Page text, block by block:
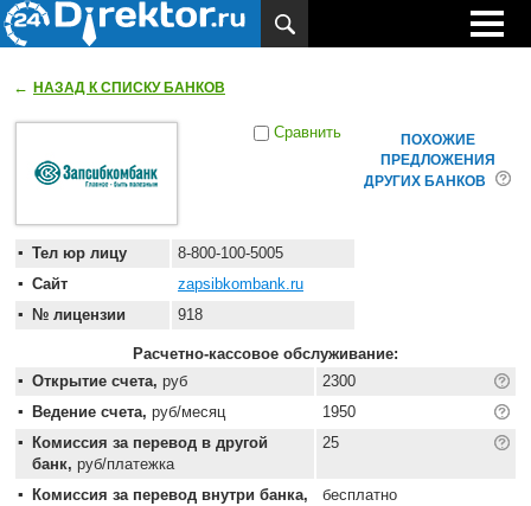
← НАЗАД К СПИСКУ БАНКОВ
Сравнить
Тел юр лицу
8-800-100-5005
Сайт
zapsibkombank.ru
№ лицензии
918
Расчетно-кассовое обслуживание:
Открытие счета, руб
2300
Ведение счета, руб/месяц
1950
Комиссия за перевод в другой
банк, руб/платежка
25
Комиссия за перевод внутри банка,
бесплатно
ПОХОЖИЕ
ПРЕДЛОЖЕНИЯ
ДРУГИХ БАНКОВ